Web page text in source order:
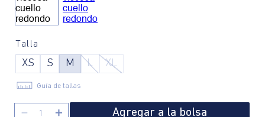
Talla
XS S M L XL
Guía de tallas
＋
－ Agregar a la bolsa